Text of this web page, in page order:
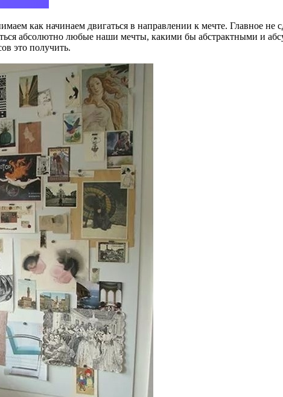
как начинаем двигаться в направлении к мечте. Главное не
абсолютно любые наши мечты, какими бы абстрактными и
это получить.